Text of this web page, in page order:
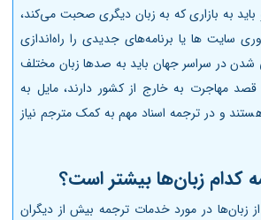
به بازاری که به زبان دیگری صحبت می‌کند،
سایت ها یا برنامه‌های جدیدی را راه‌اندازی
شدن در سراسر جهان باید به صدها زبان مختلف
مهاجرت به خارج از کشور دارند، مایل به
و در ترجمه اسناد مهم به کمک مترجم نیاز
کدام زبان‌ها بیشتر است؟
در مورد خدمات ترجمه بیش از دیگران